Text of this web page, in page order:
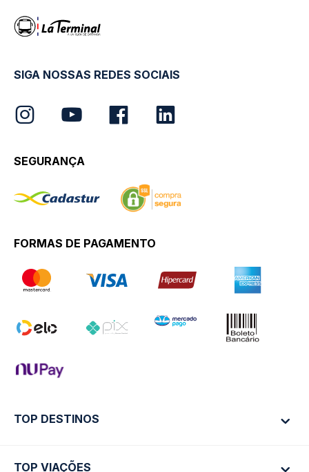
SIGA NOSSAS REDES SOCIAIS
SEGURANÇA
FORMAS DE PAGAMENTO
TOP DESTINOS
Ônibus Rio de Janeiro
TOP VIAÇÕES